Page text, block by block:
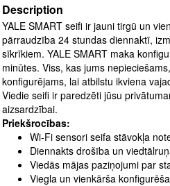
Description
YALE SMART seifi ir jauni tirgū un
pārraudzība 24 stundas diennaktī,
sīkrīkiem. YALE SMART maka
minūtes. Viss, kas jums
konfigurējams, lai atbilstu ikviena
Viedie seifi ir paredzēti jūsu
aizsardzībai.
Priekšrocības:
Wi-Fi sensori seifa stāvokļa
Diennakts drošība un
Viedās mājas paziņojumi par
Viegla un vienkārša